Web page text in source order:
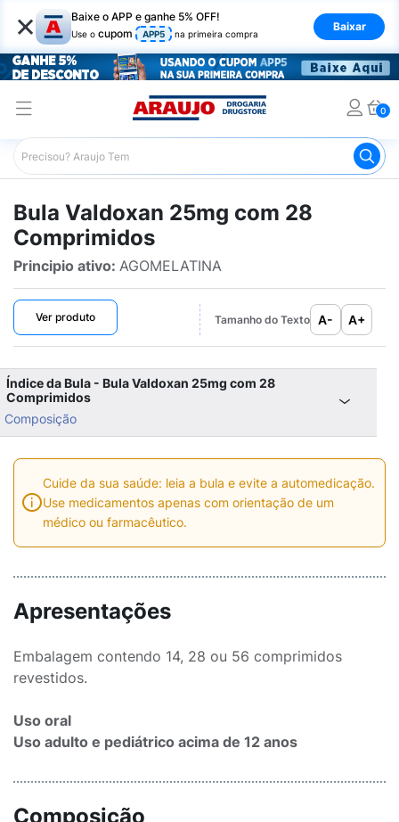
× Baixe o APP e ganhe 5% OFF!
Use o cupom APP5 na primeira compra
Baixar
0
Araujo Bulário Araujo Valdoxan 25mg com 28
Bula Valdoxan 25mg com 28
Comprimidos
Principio ativo: AGOMELATINA
Ver produto Tamanho do Texto A- A+
Índice da Bula - Bula Valdoxan 25mg com 28
Comprimidos
Composição
Cuide da sua saúde: leia a bula e evite a automedicação.
Use medicamentos apenas com orientação de um
médico ou farmacêutico.
Apresentações
Embalagem contendo 14, 28 ou 56 comprimidos
revestidos.
Uso oral
Uso adulto e pediátrico acima de 12 anos
Composição